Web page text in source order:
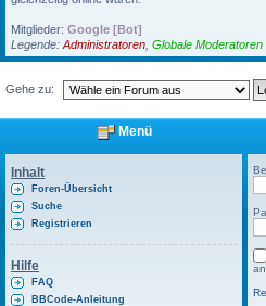
Mitglieder: Google [Bot]
Legende: Administratoren Globale Moderatoren
Gehe zu:
Menü
Inhalt
Foren-Übersicht
Suche
Registrieren
Hilfe
FAQ
BBCode-Anleitung